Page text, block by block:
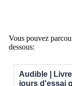
Vous pouvez
dessous:
Audible |
jours d'essai